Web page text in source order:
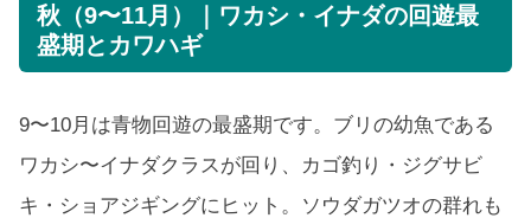
秋（9〜11月）｜ワカシ・イナダの回遊最
盛期とカワハギ
9〜10月は青物回遊の最盛期です。ブリの幼魚である
ワカシ〜イナダクラスが回り、カゴ釣り・ジグサビ
キ・ショアジギングにヒット。ソウダガツオの群れも